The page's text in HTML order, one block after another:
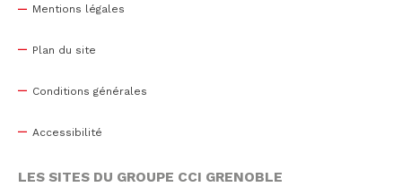
Mentions légales
Plan du site
Conditions générales
Accessibilité
LES SITES DU GROUPE CCI GRENOBLE